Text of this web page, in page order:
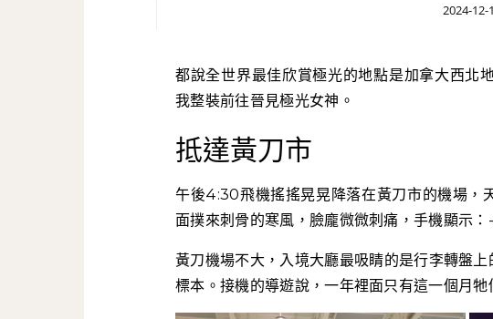
2024-12-
都說全世界最佳欣賞極光的地點是加拿大西北
我整裝前往晉見極光女神。
抵達黃刀市
午後4:30飛機搖搖晃晃降落在黃刀市的機場，
面撲來刺骨的寒風，臉龐微微刺痛，手機顯示
黃刀機場不大，入境大廳最吸睛的是行李轉盤
標本。接機的導遊說，一年裡面只有這一個月牠